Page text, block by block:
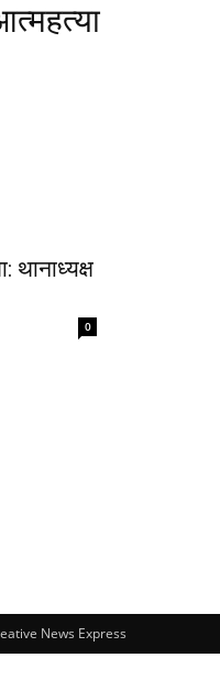
थानाध्यक्ष
0
News Express